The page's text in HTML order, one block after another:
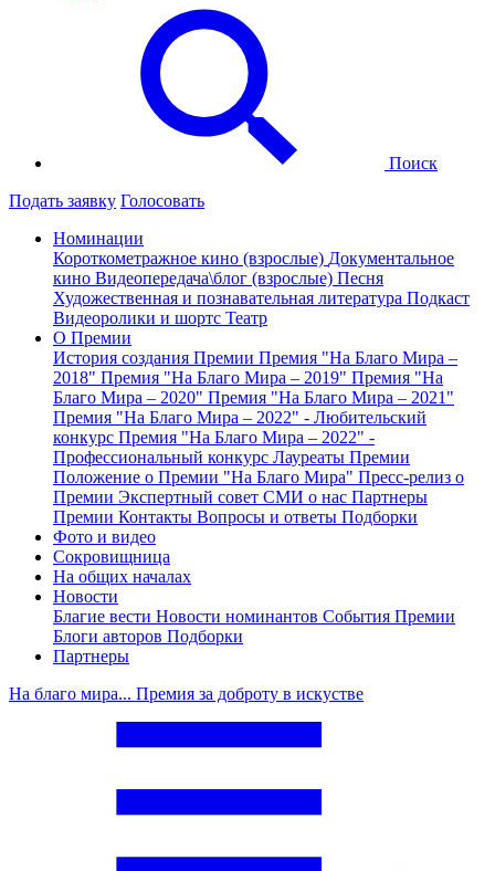
Поиск
Подать заявку Голосовать
Номинации
Короткометражное кино (взрослые) Документальное
кино Видеопередача\блог (взрослые) Песня
Художественная и познавательная литература Подкаст
Видеоролики и шортс Театр
О Премии
История создания Премии Премия "На Благо Мира –
2018" Премия "На Благо Мира – 2019" Премия "На
Благо Мира – 2020" Премия "На Благо Мира – 2021"
Премия "На Благо Мира – 2022" - Любительский
конкурс Премия "На Благо Мира – 2022" -
Профессиональный конкурс Лауреаты Премии
Положение о Премии "На Благо Мира" Пресс-релиз о
Премии Экспертный совет СМИ о нас Партнеры
Премии Контакты Вопросы и ответы Подборки
Фото и видео
Сокровищница
На общих началах
Новости
Благие вести Новости номинантов События Премии
Блоги авторов Подборки
Партнеры
На благо мира... Премия за доброту в искустве